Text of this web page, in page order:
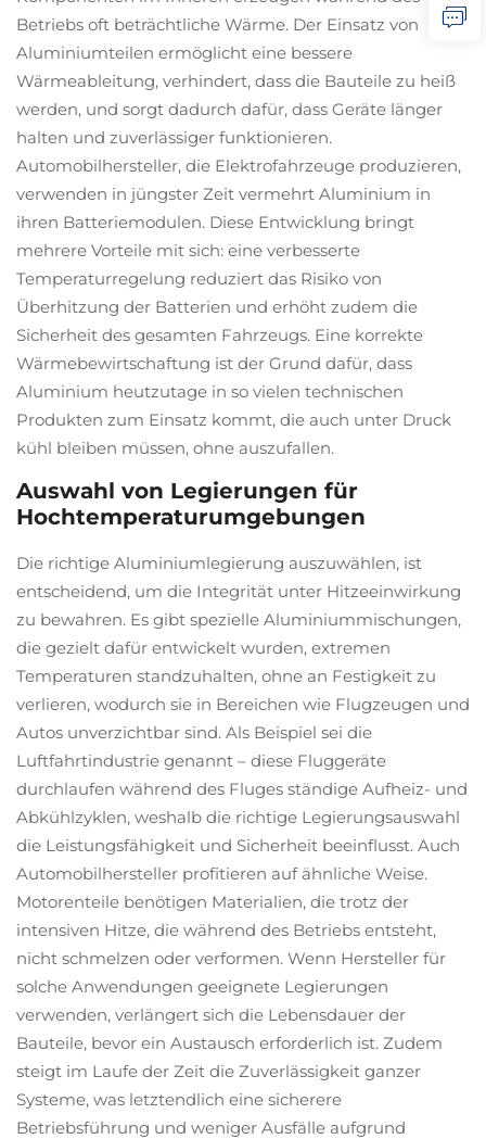
Betriebs oft beträchtliche Wärme. Der Einsatz von
Aluminiumteilen ermöglicht eine bessere
Wärmeableitung, verhindert, dass die Bauteile zu heiß
werden, und sorgt dadurch dafür, dass Geräte länger
halten und zuverlässiger funktionieren.
Automobilhersteller, die Elektrofahrzeuge produzieren,
verwenden in jüngster Zeit vermehrt Aluminium in
ihren Batteriemodulen. Diese Entwicklung bringt
mehrere Vorteile mit sich: eine verbesserte
Temperaturregelung reduziert das Risiko von
Überhitzung der Batterien und erhöht zudem die
Sicherheit des gesamten Fahrzeugs. Eine korrekte
Wärmebewirtschaftung ist der Grund dafür, dass
Aluminium heutzutage in so vielen technischen
Produkten zum Einsatz kommt, die auch unter Druck
kühl bleiben müssen, ohne auszufallen.
Auswahl von Legierungen für
Hochtemperaturumgebungen
Die richtige Aluminiumlegierung auszuwählen, ist
entscheidend, um die Integrität unter Hitzeeinwirkung
zu bewahren. Es gibt spezielle Aluminiummischungen,
die gezielt dafür entwickelt wurden, extremen
Temperaturen standzuhalten, ohne an Festigkeit zu
verlieren, wodurch sie in Bereichen wie Flugzeugen und
Autos unverzichtbar sind. Als Beispiel sei die
Luftfahrtindustrie genannt – diese Fluggeräte
durchlaufen während des Fluges ständige Aufheiz- und
Abkühlzyklen, weshalb die richtige Legierungsauswahl
die Leistungsfähigkeit und Sicherheit beeinflusst. Auch
Automobilhersteller profitieren auf ähnliche Weise.
Motorenteile benötigen Materialien, die trotz der
intensiven Hitze, die während des Betriebs entsteht,
nicht schmelzen oder verformen. Wenn Hersteller für
solche Anwendungen geeignete Legierungen
verwenden, verlängert sich die Lebensdauer der
Bauteile, bevor ein Austausch erforderlich ist. Zudem
steigt im Laufe der Zeit die Zuverlässigkeit ganzer
Systeme, was letztendlich eine sicherere
Betriebsführung und weniger Ausfälle aufgrund